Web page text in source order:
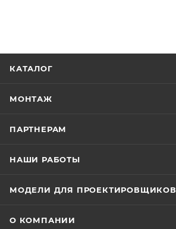
КАТАЛОГ
МОНТАЖ
ПАРТНЕРАМ
НАШИ РАБОТЫ
МОДЕЛИ ДЛЯ ПРОЕКТИРОВЩИКОВ
О КОМПАНИИ